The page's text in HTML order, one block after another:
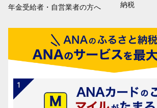
年金受給者・自営業者の方へ
納税